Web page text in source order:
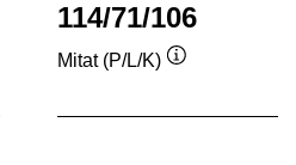
114/71/106
Mitat (P/L/K)